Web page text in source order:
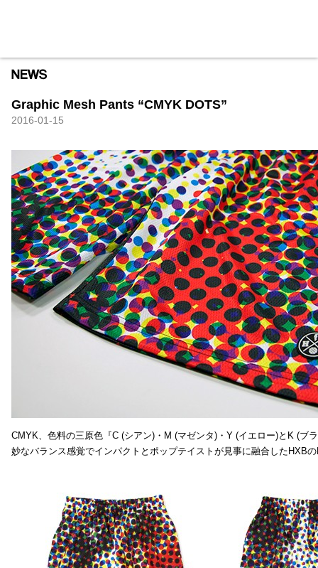
Graphic Mesh Pants “CMYK DOTS”
2016-01-15
CMYK、色料の三原色『C (シアン)・M (マゼンタ)・Y (イエロー)とK (ブ
妙なバランス感覚でインパクトとポップテイストが見事に融合したHXB